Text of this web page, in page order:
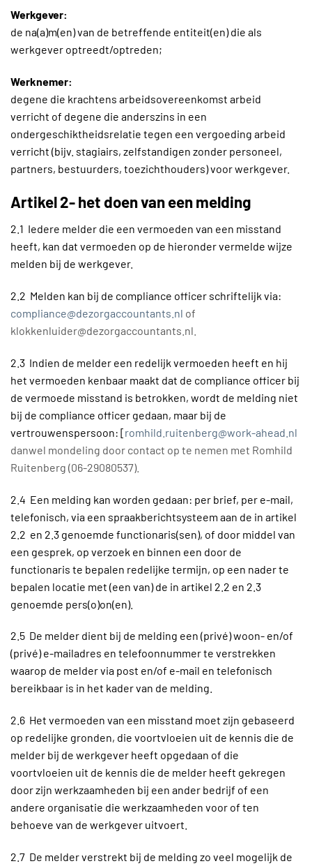
Werkgever:
de na(a)m(en) van de betreffende entiteit(en) die als
werkgever optreedt/optreden;
Werknemer:
degene die krachtens arbeidsovereenkomst arbeid
verricht of degene die anderszins in een
ondergeschiktheidsrelatie tegen een vergoeding arbeid
verricht (bijv. stagiairs, zelfstandigen zonder personeel,
partners, bestuurders, toezichthouders) voor werkgever.
Artikel 2- het doen van een melding
2.1 Iedere melder die een vermoeden van een misstand
heeft, kan dat vermoeden op de hieronder vermelde wijze
melden bij de werkgever.
2.2 Melden kan bij de compliance officer schriftelijk via:
compliance@dezorgaccountants.nl of
klokkenluider@dezorgaccountants.nl.
2.3 Indien de melder een redelijk vermoeden heeft en hij
het vermoeden kenbaar maakt dat de compliance officer bij
de vermoede misstand is betrokken, wordt de melding niet
bij de compliance officer gedaan, maar bij de
vertrouwenspersoon: [romhild.ruitenberg@work-ahead.nl
danwel mondeling door contact op te nemen met Romhild
Ruitenberg (06-29080537).
2.4 Een melding kan worden gedaan: per brief, per e-mail,
telefonisch, via een spraakberichtsysteem aan de in artikel
2.2 en 2.3 genoemde functionaris(sen), of door middel van
een gesprek, op verzoek en binnen een door de
functionaris te bepalen redelijke termijn, op een nader te
bepalen locatie met (een van) de in artikel 2.2 en 2.3
genoemde pers(o)on(en).
2.5 De melder dient bij de melding een (privé) woon- en/of
(privé) e-mailadres en telefoonnummer te verstrekken
waarop de melder via post en/of e-mail en telefonisch
bereikbaar is in het kader van de melding.
2.6 Het vermoeden van een misstand moet zijn gebaseerd
op redelijke gronden, die voortvloeien uit de kennis die de
melder bij de werkgever heeft opgedaan of die
voortvloeien uit de kennis die de melder heeft gekregen
door zijn werkzaamheden bij een ander bedrijf of een
andere organisatie die werkzaamheden voor of ten
behoeve van de werkgever uitvoert.
2.7 De melder verstrekt bij de melding zo veel mogelijk de